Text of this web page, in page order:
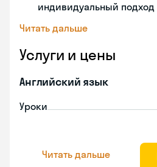
индивидуальный подход
Читать дальше
Услуги и цены
Английский язык
Уроки
Читать дальше